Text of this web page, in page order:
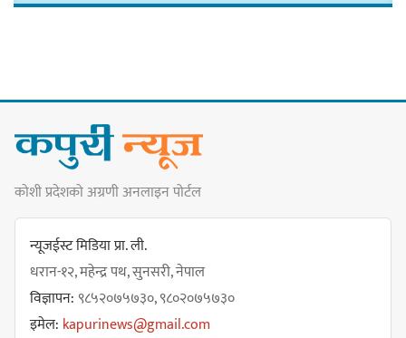
सन्धिका लागि विशेष समिति गठन गर्न
प्रधानमन्त्रीसँग आग्रह : कुमार लिङ्देन
कार्यवाहक प्रमुख बेघालाई अश्लील शब्द
नगरसभा रोकियो
कोशी प्रदेशको अग्रणी अनलाइन पोर्टल
न्यूजईस्ट मिडिया प्रा. ली.
धरान-१२, महेन्द्र पथ, सुनसरी, नेपाल
विज्ञापन:९८५२०७५७३०, ९८०२०७५७३०
इमेल: kapurinews@gmail.com